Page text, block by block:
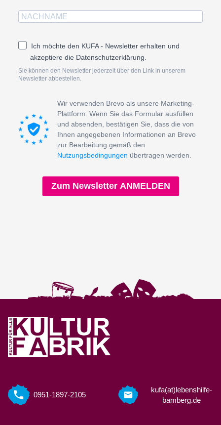
Ich möchte den KUFA - Newsletter erhalten und
akzeptiere die Datenschutzerklärung.
Sie können den Newsletter jederzeit über den Link in unserem
Newsletter abbestellen.
Wir verwenden Brevo als unsere Marketing-
Plattform. Wenn Sie das Formular ausfüllen
und absenden, bestätigen Sie, dass die von
Ihnen angegebenen Informationen an Brevo
zur Bearbeitung gemäß den
Nutzungsbedingungen übertragen werden.
Zum Newsletter ANMELDEN
0951-1897-2105
kufa(at)lebenshilfe-
bamberg.de